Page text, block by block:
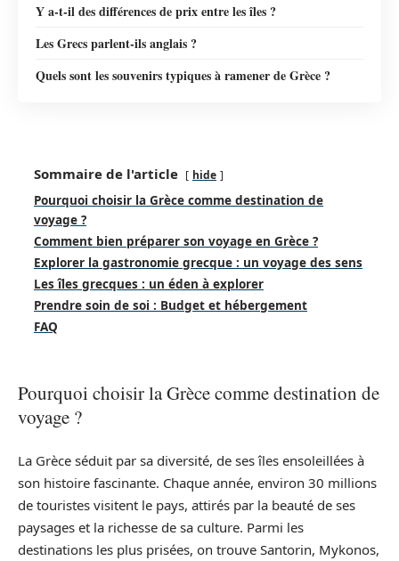
Y a-t-il des différences de prix entre les îles ?
Les Grecs parlent-ils anglais ?
Quels sont les souvenirs typiques à ramener de Grèce ?
Sommaire de l'article hide
Pourquoi choisir la Grèce comme destination de
voyage ?
Comment bien préparer son voyage en Grèce ?
Explorer la gastronomie grecque : un voyage des sens
Les îles grecques : un éden à explorer
Prendre soin de soi : Budget et hébergement
FAQ
Pourquoi choisir la Grèce comme destination de
voyage ?
La Grèce séduit par sa diversité, de ses îles ensoleillées à
son histoire fascinante. Chaque année, environ 30 millions
de touristes visitent le pays, attirés par la beauté de ses
paysages et la richesse de sa culture. Parmi les
destinations les plus prisées, on trouve Santorin, Mykonos,